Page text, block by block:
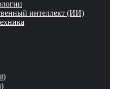
интеллект (ИИ)